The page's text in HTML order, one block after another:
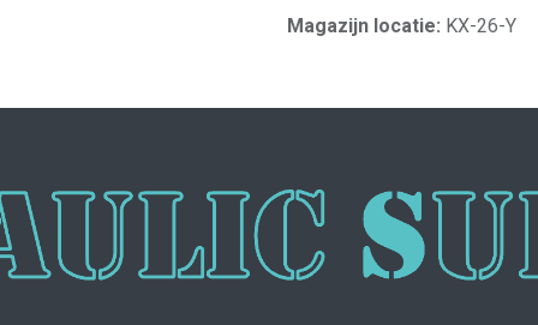
Magazijn locatie: KX-26-Y